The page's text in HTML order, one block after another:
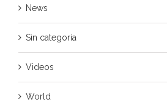
News
Sin categoría
Videos
World